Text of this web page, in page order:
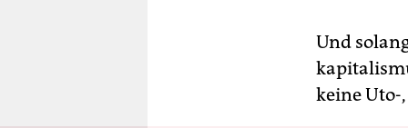
Und
keine Uto-